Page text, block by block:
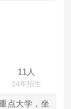
11人
点大学，坐